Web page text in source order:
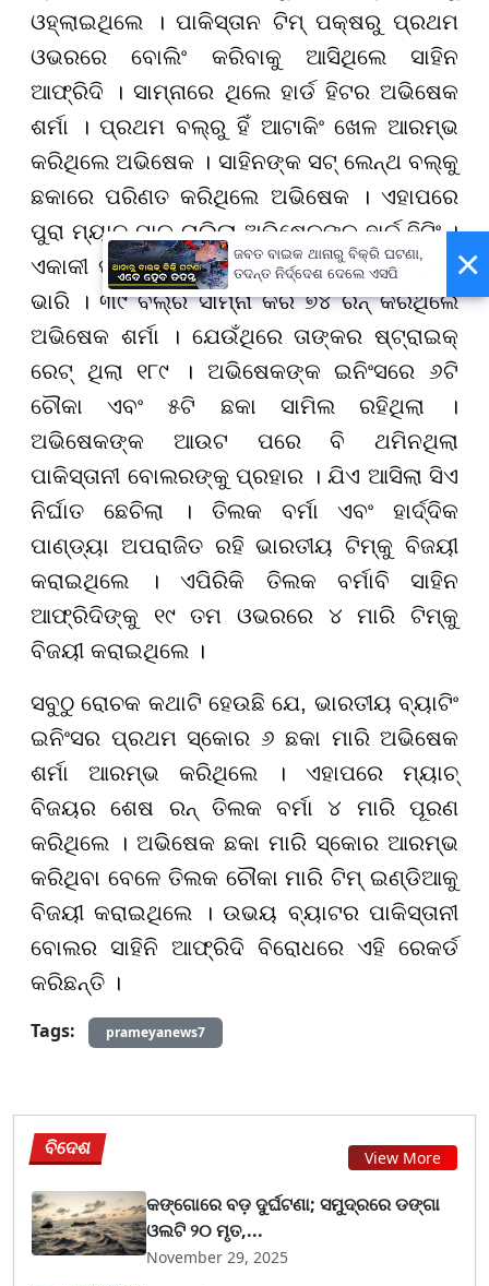
ଓହ୍ଲାଇଥିଲେ । ପାକିସ୍ତାନ ଟିମ୍‌ ପକ୍ଷରୁ ପ୍ରଥମ
ଓଭରରେ ବୋଲିଂ କରିବାକୁ ଆସିଥିଲେ ସାହିନ
ଆଫ୍ରିଦି । ସାମ୍ନାରେ ଥିଲେ ହାର୍ଡ ହିଟର ଅଭିଷେକ
ଶର୍ମା । ପ୍ରଥମ ବଲ୍‌ରୁ ହିଁ ଆଟାକିଂ ଖେଳ ଆରମ୍ଭ
କରିଥିଲେ ଅଭିଷେକ । ସାହିନଙ୍କ ସଟ୍‌ ଲେନ୍ଥ ବଲ୍‌କୁ
ଛକାରେ ପରିଣତ କରିଥିଲେ ଅଭିଷେକ । ଏହାପରେ
ପୁରା ମ୍ୟାଚ୍‌ ଯାକ ଚାଲିଲା ଅଭିଷେକଙ୍କ ହାର୍ଡ ହିଟିଂ ।
ଏକାକୀ ପାକିସ୍ତାନୀ ବୋଲରଙ୍କ ଉପରେ ପଡିଥିଲେ
ଭାରି । ୩୯ ବଲ୍‌ର ସାମ୍ନା କରି ୭୪ ରନ୍‌ କରିଥିଲେ
ଅଭିଷେକ ଶର୍ମା । ଯେଉଁଥିରେ ତାଙ୍କର ଷ୍ଟ୍ରାଇକ୍‌
ରେଟ୍‌ ଥିଲା ୧୮୯ । ଅଭିଷେକଙ୍କ ଇନିଂସରେ ୬ଟି
ଚୌକା ଏବଂ ୫ଟି ଛକା ସାମିଲ ରହିଥିଲା ।
ଅଭିଷେକଙ୍କ ଆଉଟ ପରେ ବି ଥମିନଥିଲା
ପାକିସ୍ତାନୀ ବୋଲରଙ୍କୁ ପ୍ରହାର । ଯିଏ ଆସିଲା ସିଏ
ନିର୍ଘାତ ଛେଚିଲା । ତିଲକ ବର୍ମା ଏବଂ ହାର୍ଦ୍ଦିକ
ପାଣ୍ଡ୍ୟା ଅପରାଜିତ ରହି ଭାରତୀୟ ଟିମ୍‌କୁ ବିଜୟୀ
କରାଇଥିଲେ । ଏପିରିକି ତିଲକ ବର୍ମାବି ସାହିନ
ଆଫ୍ରିଦିଙ୍କୁ ୧୯ ତମ ଓଭରରେ ୪ ମାରି ଟିମ୍‌କୁ
ବିଜୟୀ କରାଇଥିଲେ ।
ସବୁଠୁ ରୋଚକ କଥାଟି ହେଉଛି ଯେ, ଭାରତୀୟ ବ୍ୟାଟିଂ
ଇନିଂସର ପ୍ରଥମ ସ୍କୋର ୬ ଛକା ମାରି ଅଭିଷେକ
ଶର୍ମା ଆରମ୍ଭ କରିଥିଲେ । ଏହାପରେ ମ୍ୟାଚ୍‌
ବିଜୟର ଶେଷ ରନ୍‌ ତିଲକ ବର୍ମା ୪ ମାରି ପୂରଣ
କରିଥିଲେ । ଅଭିଷେକ ଛକା ମାରି ସ୍କୋର ଆରମ୍ଭ
କରିଥିବା ବେଳେ ତିଲକ ଚୌକା ମାରି ଟିମ୍‌ ଇଣ୍ଡିଆକୁ
ବିଜୟୀ କରାଇଥିଲେ । ଉଭୟ ବ୍ୟାଟର ପାକିସ୍ତାନୀ
ବୋଲର ସାହିନି ଆଫ୍ରିଦି ବିରୋଧରେ ଏହି ରେକର୍ଡ
କରିଛନ୍ତି ।
Tags:
prameyanews7
ବିଦେଶ View More
କଙ୍ଗୋରେ ବଡ଼ ଦୁର୍ଘଟଣା; ସମୁଦ୍ରରେ ଡଙ୍ଗା
ଓଲଟି ୨୦ ମୃତ,...
November 29, 2025
×
ଜବତ ବାଇକ ଥାନାରୁ ବିକ୍ରି ଘଟଣା,
ତଦନ୍ତ ନିର୍ଦ୍ଦେଶ ଦେଲେ ଏସପି